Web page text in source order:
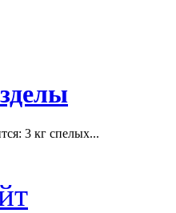
3 кг спелых...